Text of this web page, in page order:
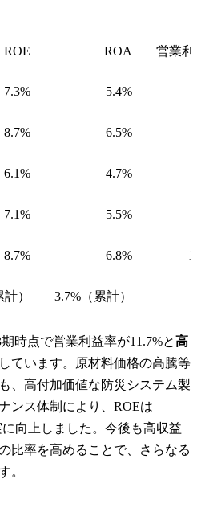
ROE ROA 営業
7.3% 5.4%
8.7% 6.5%
6.1% 4.7%
7.1% 5.5%
8.7% 6.8%
） 3.7%（累計）
時点で営業利益率が11.7%と高
ています。原材料価格の高騰等
、高付加価値な防災システム製
ンス体制により、ROEは
向上しました。今後も高収益
比率を高めることで、さらなる
。